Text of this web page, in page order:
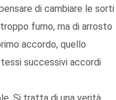
di cambiare le sorti
fumo, ma di arrosto
accordo, quello
successivi accordi
Si tratta di una verità